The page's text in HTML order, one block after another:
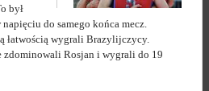
był
do samego końca mecz.
łatwością wygrali Brazylijczycy.
zdominowali Rosjan i wygrali do 19